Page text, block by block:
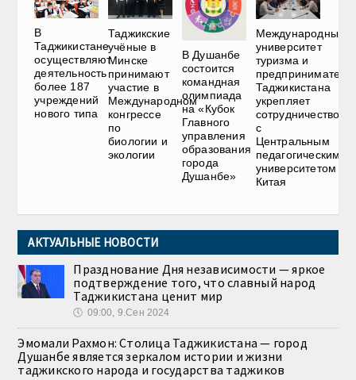
В
Таджикистане
осуществляют
деятельность
более 187
учреждений
нового типа
Таджикские
учёные в
Минске
принимают
участие в
Международном
конгрессе
по
биологии и
экологии
В Душанбе
состоится
командная
олимпиада
на «Кубок
Главного
управления
образования
города
Душанбе»
Международный
университет
туризма и
Таджикистана
укрепляет
сотрудничество
с
Центральным
педагогическим
университетом
Китая
АКТУАЛЬНЫЕ НОВОСТИ
Празднование Дня независимости — яркое
подтверждение того, что славный народ
Таджикистана ценит мир
🕔 09:00, 9.Сен 2024
Эмомали Рахмон: Столица Таджикистана — город
Душанбе является зеркалом истории и жизни
таджикского народа и государства таджиков